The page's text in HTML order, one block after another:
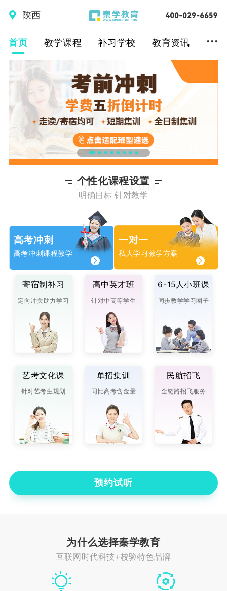
陕西
首页 教学课程 补习学校 教育资讯 ...
个性化课程设置
CYRRICULUM
明确目标 针对教学
高考冲刺
高考冲刺课程教学
一对一
私人学习教学方案
寄宿制补习
定向冲关助力学习
高中英才班
针对中高等学生
6-15人小班课
同步教学学习圈子
艺考文化课
针对艺考生规划
单招集训
同比高考含金量
民航招飞
全链路招飞服务
预约试听
为什么选择秦学教育
互联网时代科技+校验特色品牌